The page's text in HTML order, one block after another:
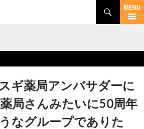
ギ薬局アンバサダーに
局さんみたいに50周年
なグループでありた